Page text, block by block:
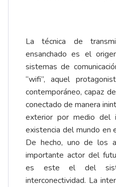
La técnica de
ensanchado es el
sistemas de
“wifi”, aquel
contemporáneo, capaz
conectado de manera
exterior por medio del
existencia del mundo en
De hecho, uno de los
importante actor del
es este el del
interconectividad. La